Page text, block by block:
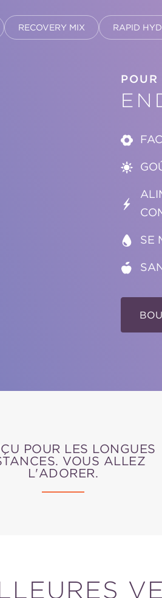
RECOVERY MIX RAPID
SE
POUR LES LONGUES
VOUS ALLEZ
L'ADORER.